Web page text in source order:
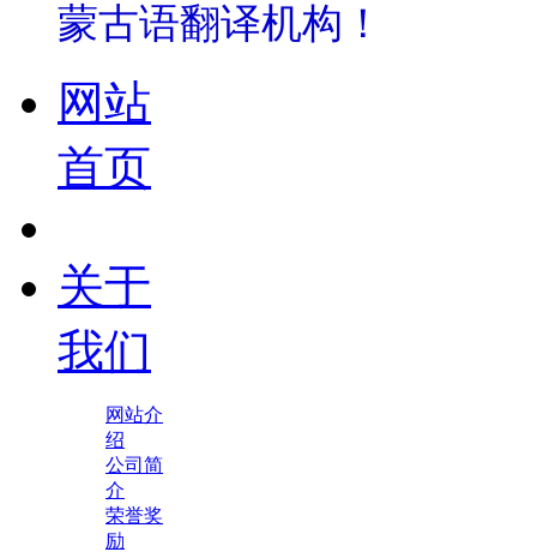
蒙古语翻译机构！
网站
首页
关于
我们
网站介
绍
公司简
介
荣誉奖
励